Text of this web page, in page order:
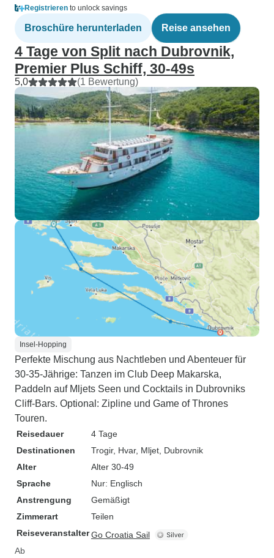
Registrieren to unlock savings
Broschüre herunterladen Reise ansehen
4 Tage von Split nach Dubrovnik,
Premier Plus Schiff, 30-49s
5,0 (1 Bewertung)
Insel-Hopping
Perfekte Mischung aus Nachtleben und Abenteuer für
30-35-Jährige: Tanzen im Club Deep Makarska,
Paddeln auf Mljets Seen und Cocktails in Dubrovniks
Cliff-Bars. Optional: Zipline und Game of Thrones
Touren.
Reisedauer
4 Tage
Destinationen
Trogir, Hvar, Mljet , Dubrovnik
Alter
Alter 30-49
Sprache
Nur: Englisch
Anstrengung
Gemäßigt
Zimmerart
Teilen
ReiseveranstalterGo Croatia Sail
Ab